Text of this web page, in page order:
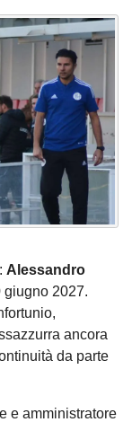
Alessandro
giugno 2027.
ancora
da parte
e amministratore